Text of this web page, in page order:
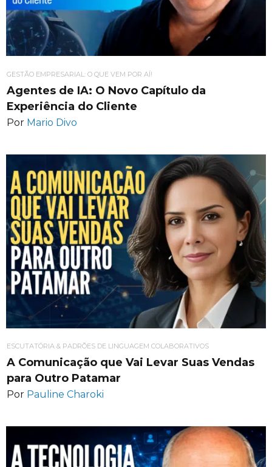
GESTÃO EMPRESARIAL: O QUE VEM POR AÍ!
Agentes de IA: O Novo Capítulo da
Experiência do Cliente
Por Mario Divo
ESCUTATÓRIA & PADRÕES DE LINGUAGEM COLABORATIVOS
A Comunicação que Vai Levar Suas Vendas
para Outro Patamar
Por Pauline Charoki